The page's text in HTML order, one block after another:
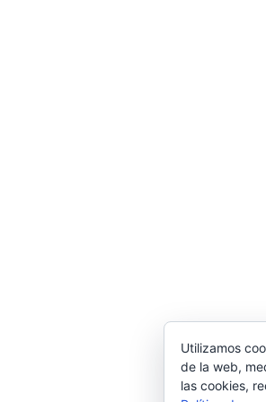
Utilizamos
de la web,
las cookies,